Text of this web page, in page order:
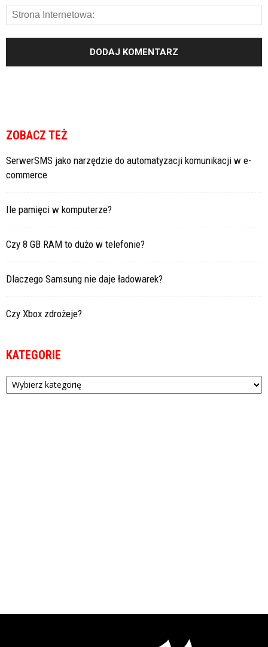
ZOBACZ TEŻ
SerwerSMS jako narzędzie do automatyzacji komunikacji w e-
commerce
Ile pamięci w komputerze?
Czy 8 GB RAM to dużo w telefonie?
Dlaczego Samsung nie daje ładowarek?
Czy Xbox zdrożeje?
KATEGORIE
Kategorie